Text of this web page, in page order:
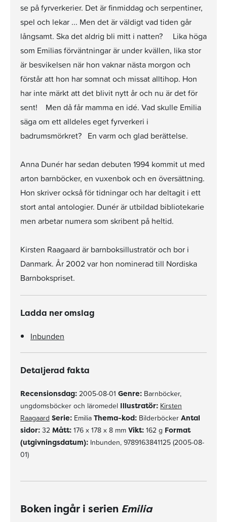
se på fyrverkerier. Det är finmiddag och serpentiner,
spel och lekar ... Men det är väldigt vad tiden går
långsamt. Ska det aldrig bli mitt i natten? Lika höga
som Emilias förväntningar är under kvällen, lika stor
är besvikelsen när hon vaknar nästa morgon och
förstår att hon har somnat och missat alltihop. Hon
har inte märkt att det blivit nytt år och nu är det för
sent! Men då får mamma en idé. Vad skulle Emilia
säga om ett alldeles eget fyrverkeri i
badrumsmörkret? En varm och glad berättelse.
Anna Dunér har sedan debuten 1994 kommit ut med
arton barnböcker, en vuxenbok och en översättning.
Hon skriver också för tidningar och har deltagit i ett
stort antal antologier. Dunér är utbildad bibliotekarie
men arbetar numera som skribent på heltid.
Kirsten Raagaard är barnboksillustratör och bor i
Danmark. År 2002 var hon nominerad till Nordiska
Barnbokspriset.
Ladda ner omslag
Inbunden
Detaljerad fakta
Recensionsdag: 2005-08-01 Genre: Barnböcker,
ungdomsböcker och läromedel Illustratör: Kirsten
Raagaard Serie: Emilia Thema-kod: Bilderböcker Antal
sidor: 32 Mått: 176 x 178 x 8 mm Vikt: 162 g Format
(utgivningsdatum): Inbunden, 9789163841125 (2005-08-
01)
Boken ingår i serien Emilia